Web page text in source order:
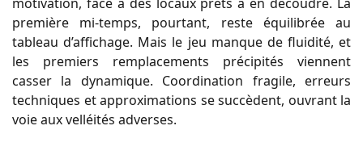
première mi-temps, pourtant, reste équilibrée au
tableau d’affichage. Mais le jeu manque de fluidité, et
les premiers remplacements précipités viennent
casser la dynamique. Coordination fragile, erreurs
techniques et approximations se succèdent, ouvrant la
voie aux velléités adverses.